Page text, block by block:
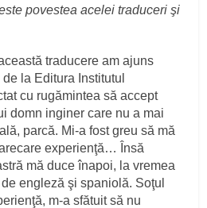
povestea acelei traduceri şi
traducere am ajuns
la Editura Institutul
cu rugămintea să accept
domn inginer care nu a mai
parcă. Mi-a fost greu să mă
experienţă… Însă
mă duce înapoi, la vremea
engleză şi spaniolă. Soţul
m-a sfătuit să nu